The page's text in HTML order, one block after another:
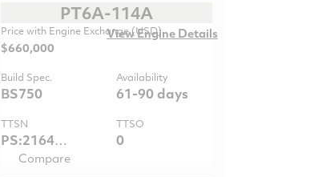
PT6A-114A
View Engine Details
Price with Engine Exchange (USD)
$660,000
Build Spec.
BS750
Availability
61-90 days
TTSN
PS:21648.9 / GG:21772.4
TTSO
0
Compare